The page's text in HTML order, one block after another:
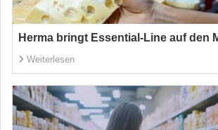
Herma bringt Essential-Line auf den
Weiterlesen